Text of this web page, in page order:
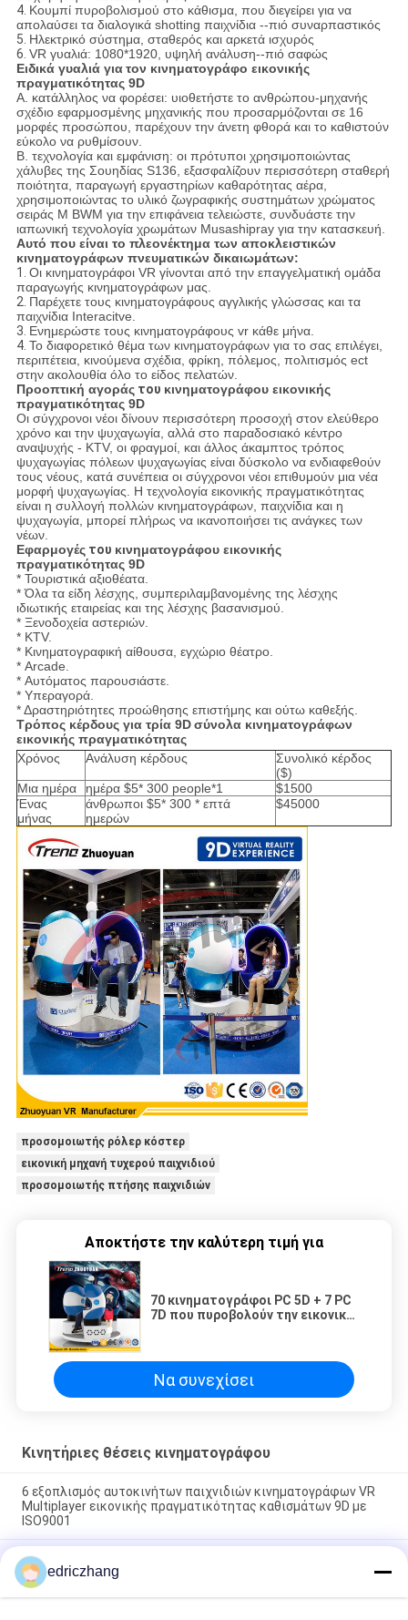
4. Κουμπί πυροβολισμού στο κάθισμα, που διεγείρει για να
απολαύσει τα διαλογικά shotting παιχνίδια --πιό συναρπαστικός
5. Ηλεκτρικό σύστημα, σταθερός και αρκετά ισχυρός
6. VR γυαλιά: 1080*1920, υψηλή ανάλυση--πιό σαφώς
Ειδικά γυαλιά γιατον κινηματογράφο εικονικής
πραγματικότητας 9D
Α. κατάλληλος να φορέσει: υιοθετήστε το ανθρώπου-μηχανής
σχέδιο εφαρμοσμένης μηχανικής που προσαρμόζονται σε 16
μορφές προσώπου, παρέχουν την άνετη φθορά και το καθιστούν
εύκολο να ρυθμίσουν.
Β. τεχνολογία και εμφάνιση: οι πρότυποι χρησιμοποιώντας
χάλυβες της Σουηδίας S136, εξασφαλίζουν περισσότερη σταθερή
ποιότητα, παραγωγή εργαστηρίων καθαρότητας αέρα,
χρησιμοποιώντας το υλικό ζωγραφικής συστημάτων χρώματος
σειράς Μ BWM για την επιφάνεια τελειώστε, συνδυάστε την
ιαπωνική τεχνολογία χρωμάτων Musashipray για την κατασκευή.
Αυτό που είναι το πλεονέκτημα των αποκλειστικών
κινηματογράφων πνευματικών δικαιωμάτων:
1. Οι κινηματογράφοι VR γίνονται από την επαγγελματική ομάδα
παραγωγής κινηματογράφων μας.
2. Παρέχετε τους κινηματογράφους αγγλικής γλώσσας και τα
παιχνίδια Interacitve.
3. Ενημερώστε τους κινηματογράφους vr κάθε μήνα.
4. Το διαφορετικό θέμα των κινηματογράφων για το σας επιλέγει,
περιπέτεια, κινούμενα σχέδια, φρίκη, πόλεμος, πολιτισμός ect
στην ακολουθία όλο το είδος πελατών.
Προοπτική αγοράςτου κινηματογράφου εικονικής
πραγματικότητας 9D
Οι σύγχρονοι νέοι δίνουν περισσότερη προσοχή στον ελεύθερο
χρόνο και την ψυχαγωγία, αλλά στο παραδοσιακό κέντρο
αναψυχής - KTV, οι φραγμοί, και άλλος άκαμπτος τρόπος
ψυχαγωγίας πόλεων ψυχαγωγίας είναι δύσκολο να ενδιαφεθούν
τους νέους, κατά συνέπεια οι σύγχρονοι νέοι επιθυμούν μια νέα
μορφή ψυχαγωγίας. Η τεχνολογία εικονικής πραγματικότητας
είναι η συλλογή πολλών κινηματογράφων, παιχνίδια και η
ψυχαγωγία, μπορεί πλήρως να ικανοποιήσει τις ανάγκες των
νέων.
Εφαρμογέςτου κινηματογράφου εικονικής
πραγματικότητας 9D
* Τουριστικά αξιοθέατα.
* Όλα τα είδη λέσχης, συμπεριλαμβανομένης της λέσχης
ιδιωτικής εταιρείας και της λέσχης βασανισμού.
* Ξενοδοχεία αστεριών.
* KTV.
* Κινηματογραφική αίθουσα, εγχώριο θέατρο.
* Arcade.
* Αυτόματος παρουσιάστε.
* Υπεραγορά.
* Δραστηριότητες προώθησης επιστήμης και ούτω καθεξής.
Τρόπος κέρδους για τρία9Dσύνολακινηματογράφων
εικονικής πραγματικότητας
Χρόνος
Ανάλυση κέρδους
Συνολικό κέρδος
($)
Μια ημέρα
ημέρα $5* 300 people*1
$1500
Ένας
μήνας
άνθρωποι $5* 300 * επτά
ημερών
$45000
προσομοιωτής ρόλερ κόστερ
εικονική μηχανή τυχερού παιχνιδιού
προσομοιωτής πτήσης παιχνιδιών
Αποκτήστε την καλύτερη τιμή για
70 κινηματογράφοι PC 5D + 7 PC
7D που πυροβολούν την εικονική
Να συνεχίσει
Κινητήριες θέσεις κινηματογράφου
6 εξοπλισμός αυτοκινήτων παιχνιδιών κινηματογράφων VR
Multiplayer εικονικής πραγματικότητας καθισμάτων 9D με
ISO9001
Μηχανή 6 παιχνιδιών προσομοιωτών Multiplayer Vr εικονικής
πραγματικότητας καθίσματα που συναγωνίζονται τον
προσομοιωτή 9d VR
edriczhang